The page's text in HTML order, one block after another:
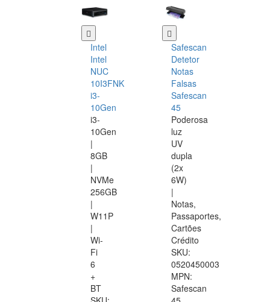
Intel
Intel
NUC
10I3FNK
i3-
10Gen
i3-
10Gen
|
8GB
|
NVMe
256GB
|
W11P
|
Wi-
Fi
6
+
BT
Safescan
Detetor
Notas
Falsas
Safescan
45
Poderosa
luz
UV
dupla
(2x
6W)
|
Notas,
Passaportes,
Cartões
Crédito
SKU:
0520450003
MPN:
Safescan